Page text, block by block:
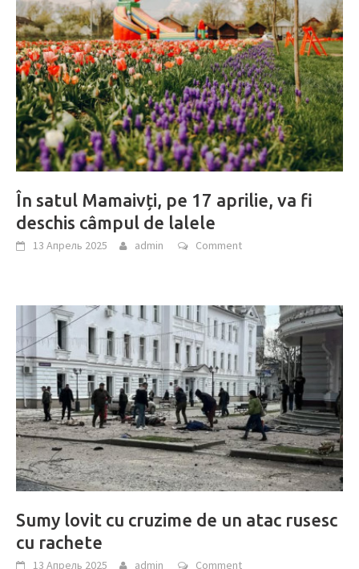
În satul Mamaivți, pe 17 aprilie, va fi
deschis câmpul de lalele
13 Апрель 2025 admin Comment
Sumy lovit cu cruzime de un atac rusesc
cu rachete
13 Апрель 2025 admin Comment